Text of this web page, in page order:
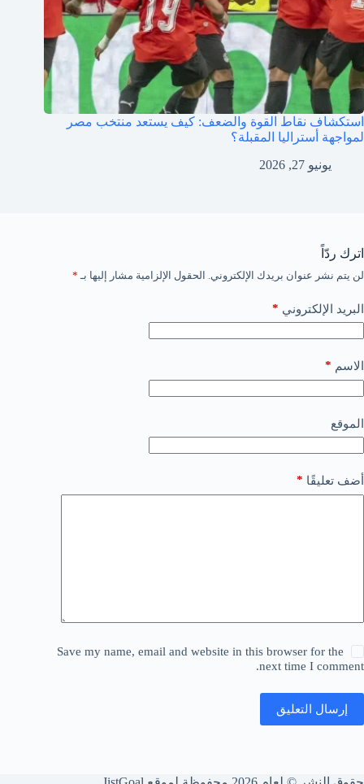
استكشاف نقاط القوة والضعف: كيف يستعد منتخب مصر
لمواجهة أستراليا المقبلة؟
يونيو 27, 2026
اترك ردّاً
لن يتم نشر عنوان بريدك الإلكتروني. الحقول الإلزامية مشار إليها بـ *
البريد الإلكتروني *
الاسم *
الموقع
أضف تعليقًا *
Save my name, email and website in this browser for the
next time I comment.
إرسال التعليق